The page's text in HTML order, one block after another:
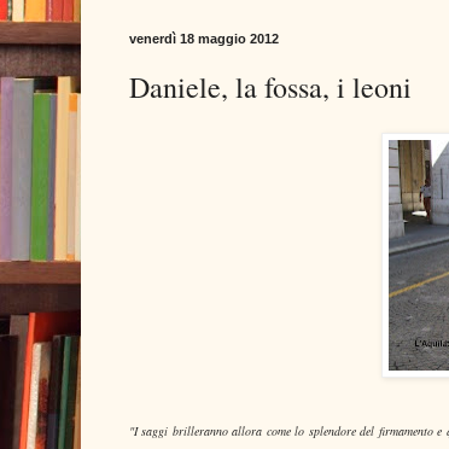
venerdì 18 maggio 2012
Daniele, la fossa, i leoni
"I saggi brilleranno allora come lo splendore del firmamento